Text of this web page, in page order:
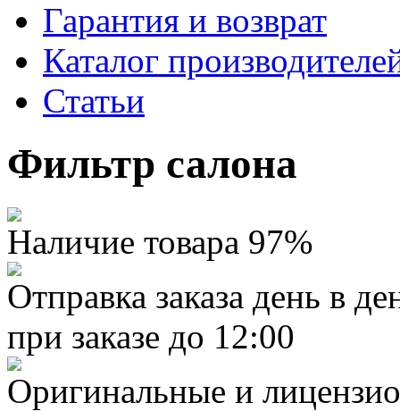
Гарантия и возврат
Каталог
Статьи
Фильтр салона
Наличие товара 97%
Отправка заказа день в
при заказе до 12:00
Оригинальные и